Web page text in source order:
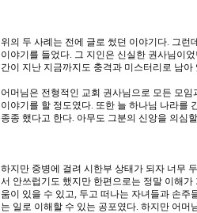
위의 두 사례는 전에 글로 썼던 이야기다. 그
이야기를 들었다. 그 지인은 신실한 권사님이
간이 지난 지금까지도 충격과 미스터리로 남아
어머님은 전형적인 교회 권사님으로 모든 모
이야기를 할 정도였다. 또한 늘 하나님 나라를
종종 했다고 한다. 아무도 그분의 신앙을 의심
하지만 중병에 걸려 시한부 상태가 되자 너무
서 안쓰럽기도 했지만 한편으로는 정말 이해
움이 있을 수 있고, 두고 떠나는 자녀들과 손주
는 일로 이해할 수 있는 공포였다. 하지만 어